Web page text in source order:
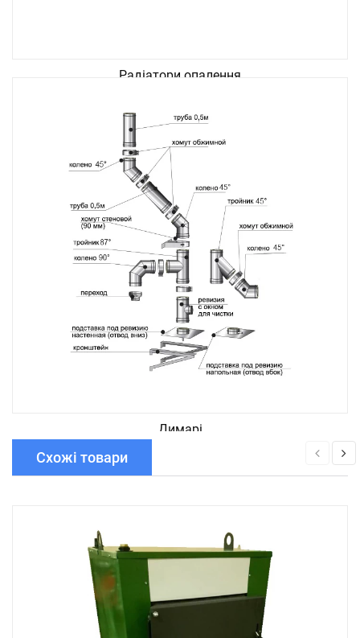
Радіатори опалення
Димарі
Схожі товари